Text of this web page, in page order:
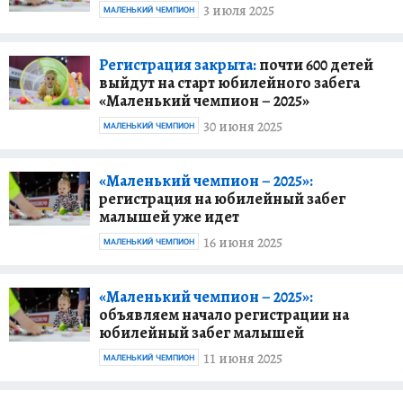
3 июля 2025
МАЛЕНЬКИЙ ЧЕМПИОН
Регистрация закрыта:почти 600 детей
выйдут на старт юбилейного забега
«Маленький чемпион – 2025»
30 июня 2025
МАЛЕНЬКИЙ ЧЕМПИОН
«Маленький чемпион – 2025»:
регистрация на юбилейный забег
малышей уже идет
16 июня 2025
МАЛЕНЬКИЙ ЧЕМПИОН
«Маленький чемпион – 2025»:
объявляем начало регистрации на
юбилейный забег малышей
11 июня 2025
МАЛЕНЬКИЙ ЧЕМПИОН